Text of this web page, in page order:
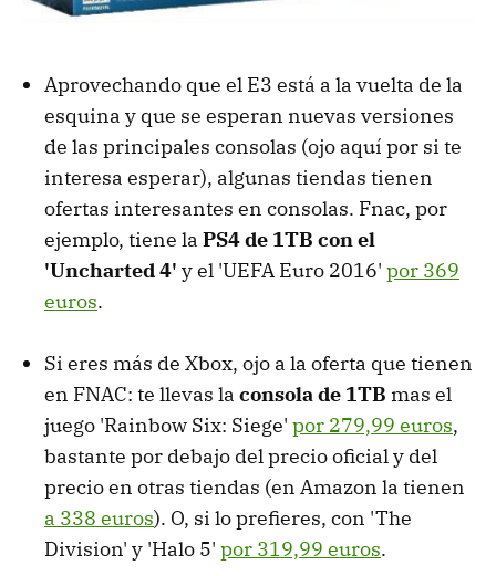
Aprovechando que el E3 está a la vuelta de la
esquina y que se esperan nuevas versiones
de las principales consolas (ojo aquí por si te
interesa esperar), algunas tiendas tienen
ofertas interesantes en consolas. Fnac, por
ejemplo, tiene la PS4 de 1TB con el
'Uncharted 4' y el 'UEFA Euro 2016' por 369
euros.
Si eres más de Xbox, ojo a la oferta que tienen
en FNAC: te llevas la consola de 1TB mas el
juego 'Rainbow Six: Siege' por 279,99 euros,
bastante por debajo del precio oficial y del
precio en otras tiendas (en Amazon la tienen
a 338 euros). O, si lo prefieres, con 'The
Division' y 'Halo 5' por 319,99 euros.